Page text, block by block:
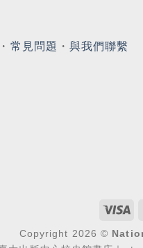
常見問題 ・與我們聯繫
Copyright 2026 ©